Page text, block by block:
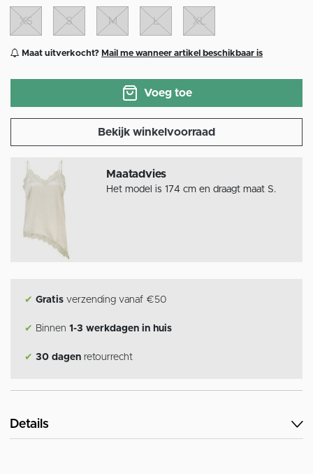
XS S M L XL
Maat uitverkocht? Mail me wanneer artikel beschikbaar is
Voeg toe
Bekijk winkelvoorraad
Maatadvies
Het model is 174 cm en draagt maat S.
✔ Gratis verzending vanaf €50
✔ Binnen 1-3 werkdagen in huis
✔ 30 dagen retourrecht
Details